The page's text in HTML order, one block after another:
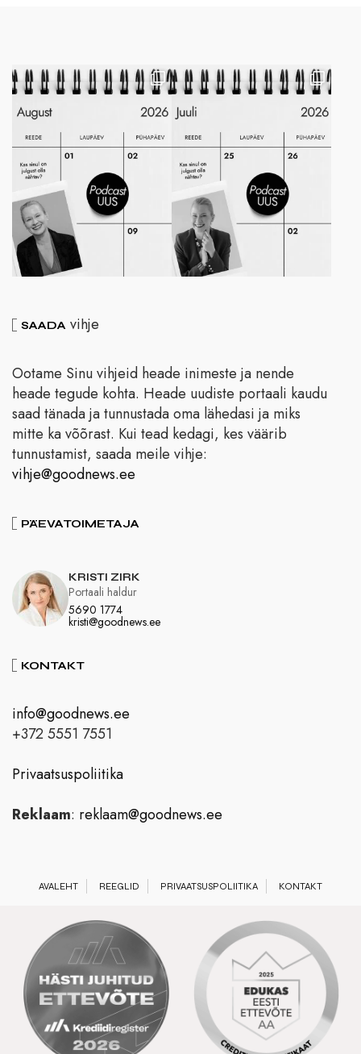
SAADA vihje
Ootame Sinu vihjeid heade inimeste ja nende
heade tegude kohta. Heade uudiste portaali kaudu
saad tänada ja tunnustada oma lähedasi ja miks
mitte ka võõrast. Kui tead kedagi, kes väärib
tunnustamist, saada meile vihje:
vihje@goodnews.ee
PÄEVATOIMETAJA
KRISTI ZIRK
5690 1774
kristi@goodnews.ee
Portaali haldur
KONTAKT
info@goodnews.ee
+372 5551 7551
Privaatsuspoliitika
Reklaam: reklaam@goodnews.ee
AVALEHT REEGLID PRIVAATSUSPOLIITIKA KONTAKT